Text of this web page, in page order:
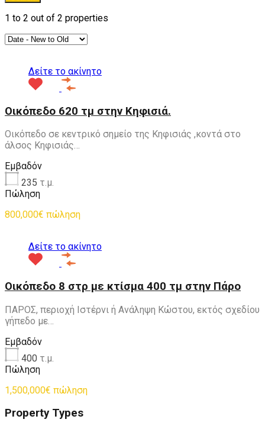
1 to 2 out of 2 properties
Δείτε το ακίνητο
Οικόπεδο 620 τμ στην Κηφισιά.
Οικόπεδο σε κεντρικό σημείο της Κηφισιάς ,κοντά στο
άλσος Κηφισιάς…
Εμβαδόν
235 τ.μ.
Πώληση
800,000€ πώληση
Δείτε το ακίνητο
Οικόπεδο 8 στρ με κτίσμα 400 τμ στην Πάρο
ΠΑΡΟΣ, περιοχή Ιστέρνι ή Ανάληψη Κώστου, εκτός σχεδίου
γήπεδο με…
Εμβαδόν
400 τ.μ.
Πώληση
1,500,000€ πώληση
Property Types